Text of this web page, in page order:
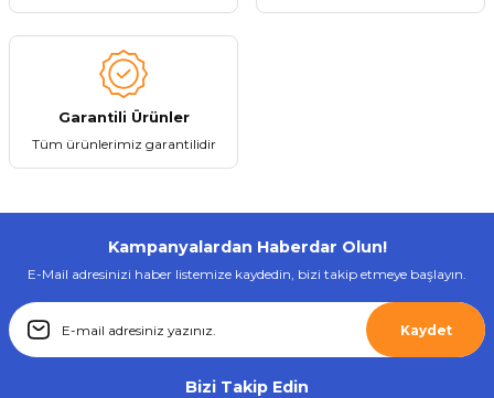
Lenovo
Lenovo LP5 Bluetooth 5.0 Kablosuz Kulaklık
870,57 ₺
Stokta Yok
Tükendi
Garantili Ürünler
Tüm ürünlerimiz garantilidir
Kampanyalardan Haberdar Olun!
E-Mail adresinizi haber listemize kaydedin, bizi takip etmeye başlayın.
Kaydet
Bizi Takip Edin